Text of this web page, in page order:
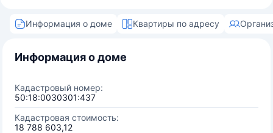
Информация о доме Квартиры по адресу
Информация о доме
Кадастровый номер:
50:18:0030301:437
Кадастровая стоимость:
18 788 603,12